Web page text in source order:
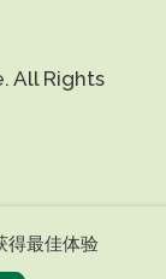
All Rights
得最佳体验